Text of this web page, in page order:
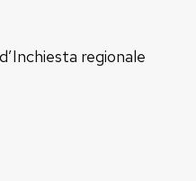
regionale